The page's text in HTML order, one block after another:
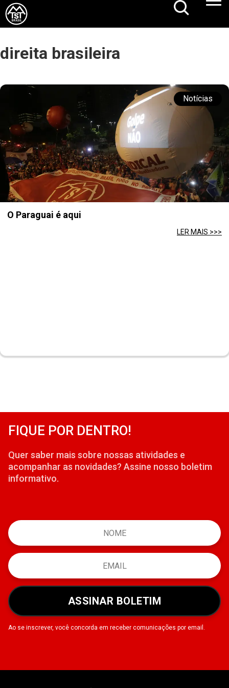
direita brasileira
Notícias
O Paraguai é aqui
LER MAIS >>>
FIQUE POR DENTRO!
Quer saber mais sobre nossas atividades e
acompanhar as novidades? Assine nosso boletim
informativo.
ASSINAR BOLETIM
Ao se inscrever, você concorda em receber comunicações por email.